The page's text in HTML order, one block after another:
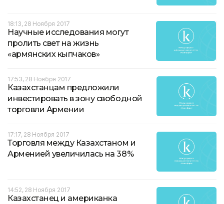
18:13, 28 Ноября 2017
Научные исследования могут
пролить свет на жизнь
«армянских кыпчаков»
17:53, 28 Ноября 2017
Казахстанцам предложили
инвестировать в зону свободной
торговли Армении
17:17, 28 Ноября 2017
Торговля между Казахстаном и
Арменией увеличилась на 38%
14:52, 28 Ноября 2017
Казахстанец и американка